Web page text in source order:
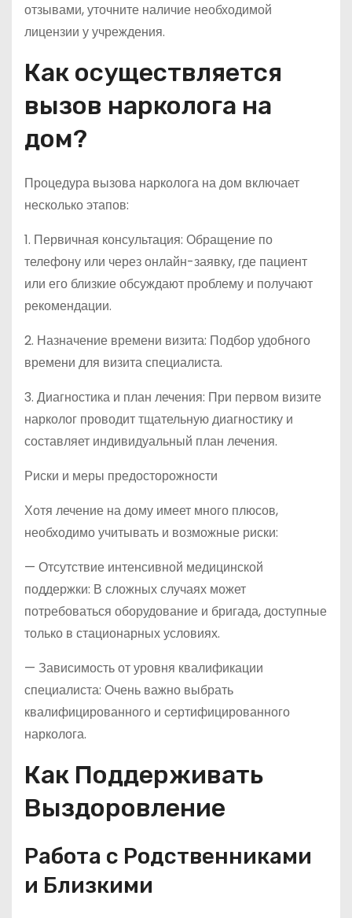
отзывами, уточните наличие необходимой
лицензии у учреждения.
Как осуществляется
вызов нарколога на
дом?
Процедура вызова нарколога на дом включает
несколько этапов:
1. Первичная консультация: Обращение по
телефону или через онлайн-заявку, где пациент
или его близкие обсуждают проблему и получают
рекомендации.
2. Назначение времени визита: Подбор удобного
времени для визита специалиста.
3. Диагностика и план лечения: При первом визите
нарколог проводит тщательную диагностику и
составляет индивидуальный план лечения.
Риски и меры предосторожности
Хотя лечение на дому имеет много плюсов,
необходимо учитывать и возможные риски:
— Отсутствие интенсивной медицинской
поддержки: В сложных случаях может
потребоваться оборудование и бригада, доступные
только в стационарных условиях.
— Зависимость от уровня квалификации
специалиста: Очень важно выбрать
квалифицированного и сертифицированного
нарколога.
Как Поддерживать
Выздоровление
Работа с Родственниками
и Близкими